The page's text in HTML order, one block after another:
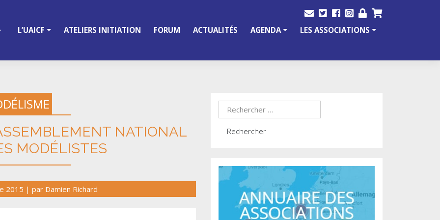
L’UAICF ATELIERS INITIATION FORUM ACTUALITÉS AGENDA LES ASSOCIATIONS
NATIONAL
MODÉLISTES
2015 | par Damien Richard